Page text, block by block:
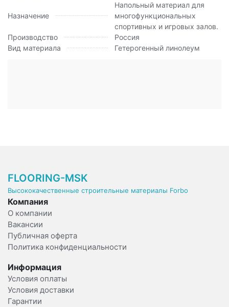
Назначение
Напольный материал для
многофункциональных
спортивных и игровых залов.
Производство
Россия
Вид материала
Гетерогенный линолеум
FLOORING-MSK
Высококачественные строительные материалы Forbo
Компания
О компании
Вакансии
Публичная оферта
Политика конфиденциальности
Информация
Условия оплаты
Условия доставки
Гарантии